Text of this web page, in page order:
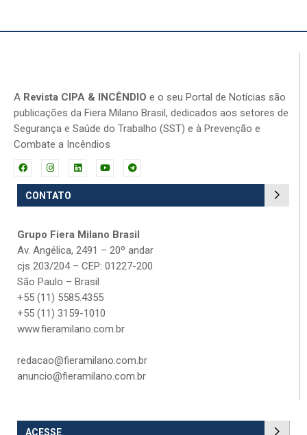
A Revista CIPA & INCÊNDIO e o seu Portal de Notícias são
publicações da Fiera Milano Brasil, dedicados aos setores de
Segurança e Saúde do Trabalho (SST) e à Prevenção e
Combate a Incêndios
CONTATO
Grupo Fiera Milano Brasil
Av. Angélica, 2491 – 20º andar
cjs 203/204 – CEP: 01227-200
São Paulo – Brasil
+55 (11) 5585.4355
+55 (11) 3159-1010
www.fieramilano.com.br
redacao@fieramilano.com.br
anuncio@fieramilano.com.br
ACESSE